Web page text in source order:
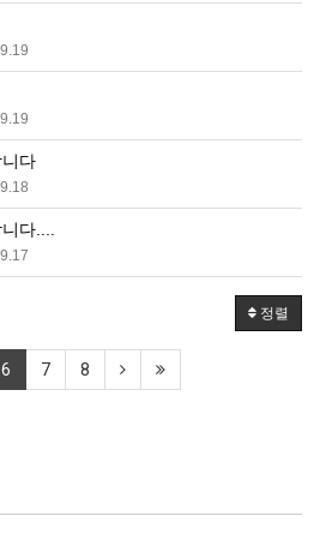
다
다....
정렬
6 7 8